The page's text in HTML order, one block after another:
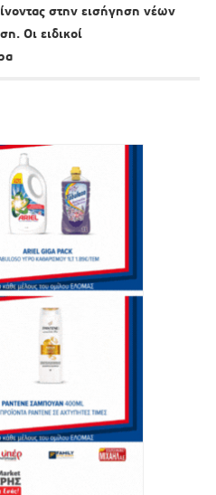
στην εισήγηση νέων
Οι ειδικοί